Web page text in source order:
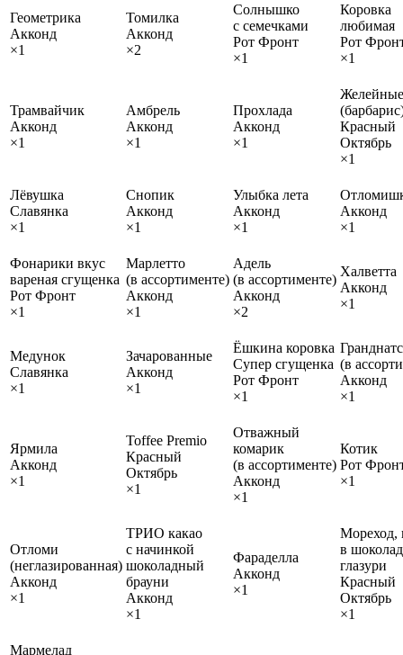
Геометрика
Акконд
×1
Томилка
Акконд
×2
Солнышко
с семечками
Рот Фронт
×1
Коровка
любимая
Рот
×1
Трамвайчик
Акконд
×1
Амбрель
Акконд
×1
Прохлада
Акконд
×1
Желейные
Красный
Октябрь
×1
Лёвушка
Славянка
×1
Снопик
Акконд
×1
Улыбка лета
Акконд
×1
Акконд
×1
Фонарики вкус
вареная сгущенка
Рот Фронт
×1
Марлетто
(в ассортименте)
Акконд
×1
Адель
(в ассортименте)
Акконд
×2
Халветта
Акконд
×1
Медунок
Славянка
×1
Зачарованные
Акконд
×1
Ёшкина коровка
Супер сгущенка
Рот Фронт
×1
Гранднатс
(в
Акконд
×1
Ярмила
Акконд
×1
Toffee Premio
Красный
Октябрь
×1
Отважный
комарик
(в ассортименте)
Акконд
×1
Котик
Рот
×1
Отломи
(неглазированная)
Акконд
×1
ТРИО какао
с начинкой
шоколадный
брауни
Акконд
×1
Фараделла
Акконд
×1
Мореход,
в
глазури
Красный
Октябрь
×1
Мармелад